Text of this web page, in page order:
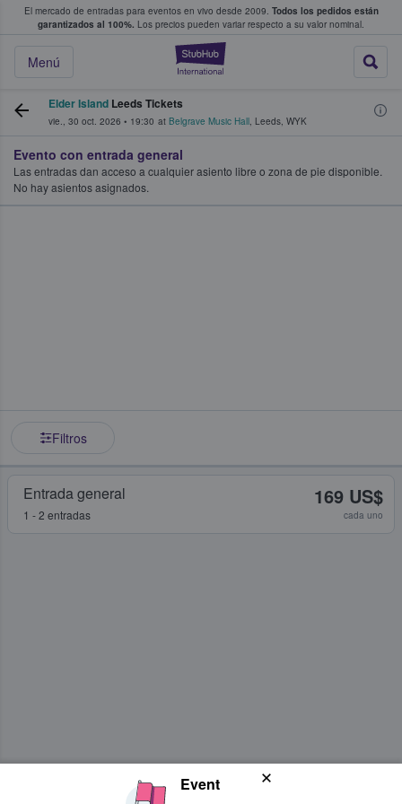
El mercado de entradas para eventos en vivo desde 2009. Todos los pedidos están
garantizados al 100%. Los precios pueden variar respecto a su valor nominal.
StubHub:
Menú
y venta de entradas entre fans
Elder Island Leeds Tickets
vie., 30 oct. 2026 • 19:30 at Belgrave Music Hall, Leeds, WYK
Evento con entrada general
Las entradas dan acceso a cualquier asiento libre o zona de pie disponible.
No hay asientos asignados.
Filtros
Entrada general
1 - 2 entradas
169 US$
cada uno
Event